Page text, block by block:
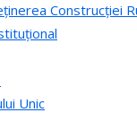
Construcției
Unic